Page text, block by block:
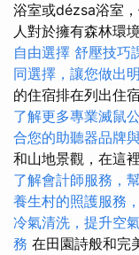
浴室或dézsa浴室
人對於擁有森林環
自由選擇 舒壓技巧
同選擇，讓您做出
的住宿排在列出住
了解更多專業滅鼠
合您的助聽器品牌
和山地景觀，在這
了解會計師服務，
養生村的照護服務
冷氣清洗，提升空
務 在田園詩般和完